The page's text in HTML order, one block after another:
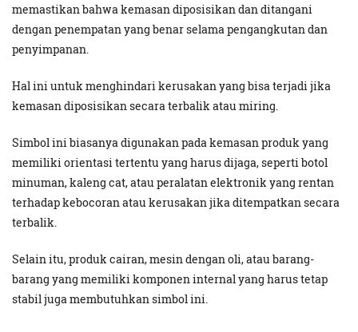
memastikan bahwa kemasan diposisikan dan ditangani
dengan penempatan yang benar selama pengangkutan dan
penyimpanan.
Hal ini untuk menghindari kerusakan yang bisa terjadi jika
kemasan diposisikan secara terbalik atau miring.
Simbol ini biasanya digunakan pada kemasan produk yang
memiliki orientasi tertentu yang harus dijaga, seperti botol
minuman, kaleng cat, atau peralatan elektronik yang rentan
terhadap kebocoran atau kerusakan jika ditempatkan secara
terbalik.
Selain itu, produk cairan, mesin dengan oli, atau barang-
barang yang memiliki komponen internal yang harus tetap
stabil juga membutuhkan simbol ini.